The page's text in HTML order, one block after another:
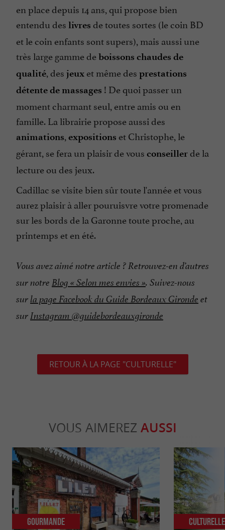
en place depuis 14 ans, qui propose bien
entendu des livres de toutes sortes (le coin BD
et le coin enfants sont supers), mais aussi une
très large gamme deboissons chaudes de
qualité , des jeux et même des prestations
détente de massages ! De quoi passer un
moment charmant seul, entre amis ou en
famille. La librairie propose aussi des
animations expositions et Christophe, le
gérant, se fera un plaisir de vous conseillerde la
lecture ou des jeux.
Cadillac se visite bien sûr toute l'année et vous
aurez plaisir à aller pouruisvre votre promenade
sur les bords de la Garonne toute proche, au
printemps et en été.
Vous avez aimé notre article ? Retrouvez-en d’autres
sur notre Blog « Selon mes envies ». Suivez-nous
surla page Facebook du Guide Bordeaux Gironde et
surInstagram @guidebordeauxgironde
RETOUR À LA PAGE "CULTURELLE"
VOUS AIMEREZ AUSSI
Gourmande Culturelle